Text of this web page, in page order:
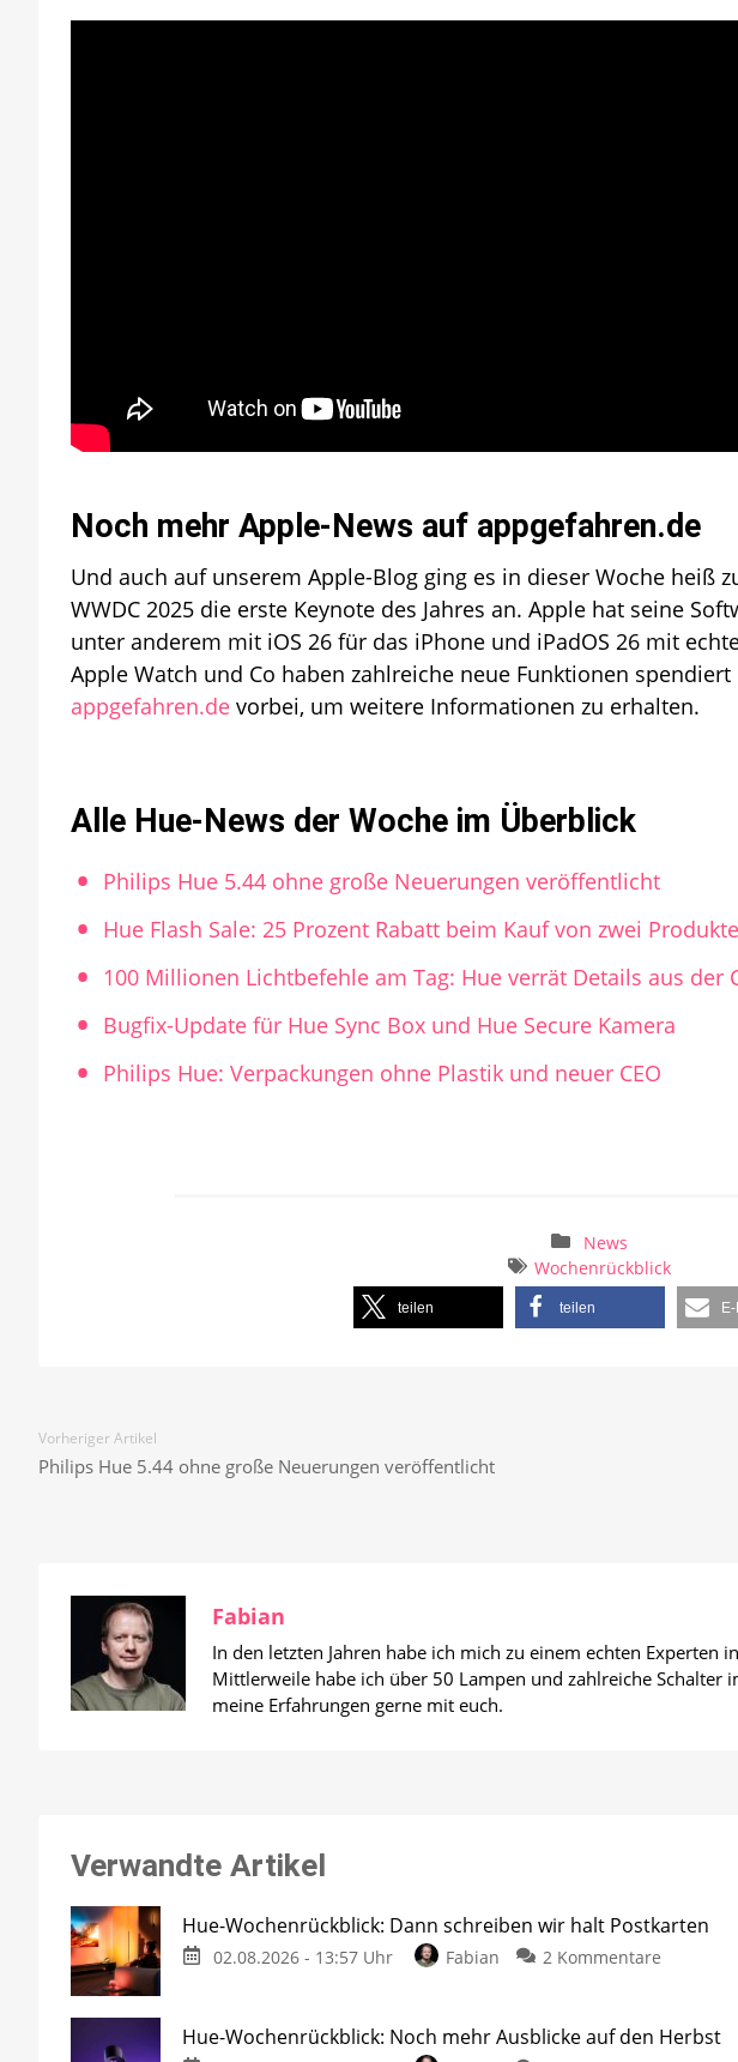
Noch mehr Apple-News auf appgefahren.de
Und auch auf unserem Apple-Blog ging es in dieser Woche heiß
WWDC 2025 die erste Keynote des Jahres an. Apple hat seine
unter anderem mit iOS 26 für das iPhone und iPadOS 26 mit
Apple Watch und Co haben zahlreiche neue Funktionen
appgefahren.de vorbei, um weitere Informationen zu erhalten.
Alle Hue-News der Woche im Überblick
Philips Hue 5.44 ohne große Neuerungen veröffentlicht
Hue Flash Sale: 25 Prozent Rabatt beim Kauf von zwei
100 Millionen Lichtbefehle am Tag: Hue verrät Details aus der
Bugfix-Update für Hue Sync Box und Hue Secure Kamera
Philips Hue: Verpackungen ohne Plastik und neuer CEO
News
Wochenrückblick
teilen teilen
Vorheriger Artikel
Philips Hue 5.44 ohne große Neuerungen veröffentlicht
Fabian
In den letzten Jahren habe ich mich zu einem echten Experten
Mittlerweile habe ich über 50 Lampen und zahlreiche Schalter
meine Erfahrungen gerne mit euch.
Verwandte Artikel
Hue-Wochenrückblick: Dann schreiben wir halt Postkarten
02.08.2026 - 13:57 Uhr Fabian 2 Kommentare
Dann
Hue-Wochenrückblick: Noch mehr Ausblicke auf den Herbst